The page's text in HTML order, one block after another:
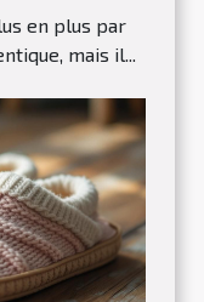
en plus par
mais il...